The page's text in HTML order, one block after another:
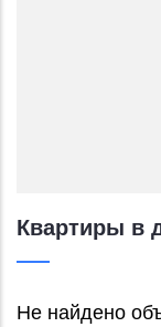
Квартиры в
Не найдено